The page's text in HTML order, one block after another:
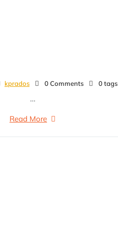
kprados 0 Comments 0 tags
…
Read More